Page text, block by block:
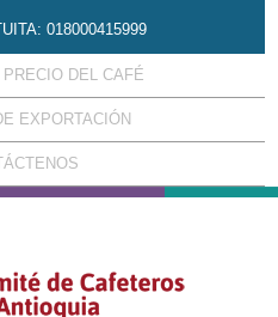
018000415999
PRECIO DEL CAFÉ
EXPORTACIÓN